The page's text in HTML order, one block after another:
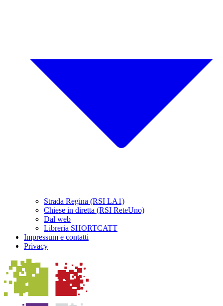
Strada Regina (RSI LA1)
Chiese in diretta (RSI ReteUno)
Dal web
Libreria SHORTCATT
Impressum e contatti
Privacy